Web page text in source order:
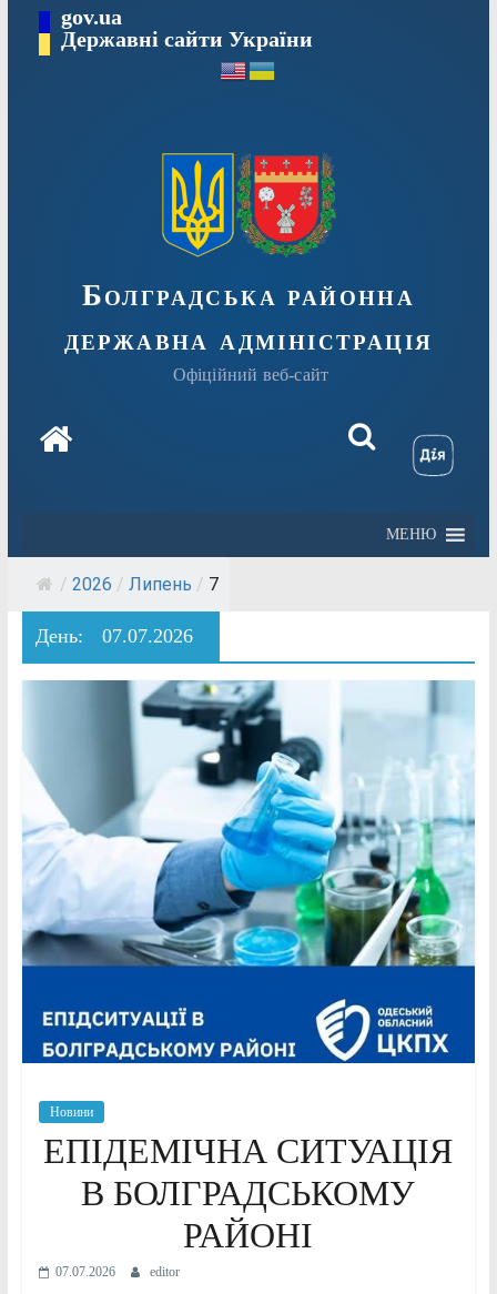
Перейтиgov.ua
Державні сайти України
Болградська районна
державна адміністрація
Офіційний веб-сайт
МЕНЮ
/ 2026 / Липень / 7
День: 07.07.2026
Новини
ЕПІДЕМІЧНА СИТУАЦІЯ
В БОЛГРАДСЬКОМУ
РАЙОНІ
07.07.2026 editor